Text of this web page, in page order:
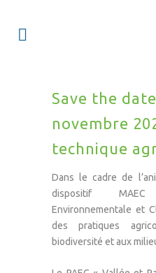
Save the
novembre
technique
Dans le cadre de
dispositif
Environnementale et
des pratiques
biodiversité et aux